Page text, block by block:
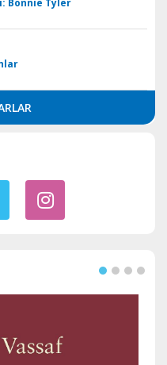
Bonnie Tyler